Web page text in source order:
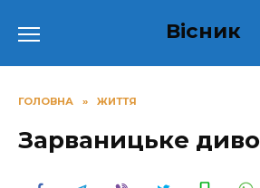
до
Вісник
ГОЛОВНА » ЖИТТЯ
Зарваницьке диво